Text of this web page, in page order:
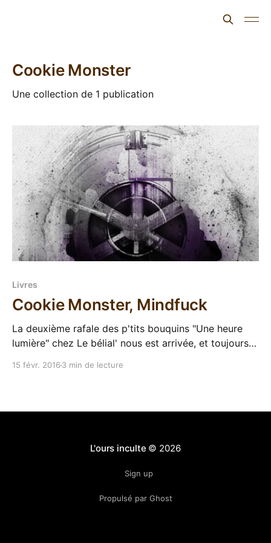
Cookie Monster
Une collection de 1 publication
Livres
Cookie Monster, Mindfuck
La deuxième rafale des p'tits bouquins "Une heure
lumière" chez Le bélial' nous est arrivée, et toujours
15 févr. 2016 3 min de lecture
L'ours inculte © 2026
Sign up
Propulsé par Ghost